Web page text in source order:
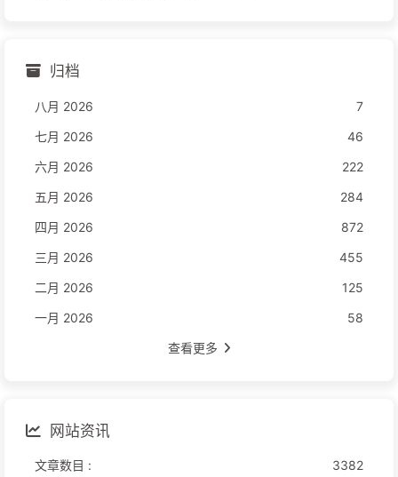
归档
八月 2026
7
七月 2026
46
六月 2026
222
五月 2026
284
四月 2026
872
三月 2026
455
二月 2026
125
一月 2026
58
查看更多
网站资讯
文章数目 : 3382